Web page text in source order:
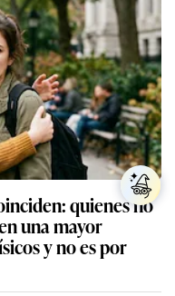
quienes no
una mayor
y no es por